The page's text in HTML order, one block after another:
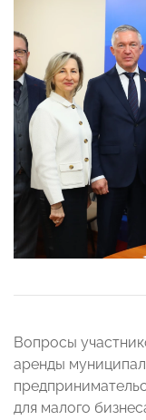
Вопросы
аренды
для малого